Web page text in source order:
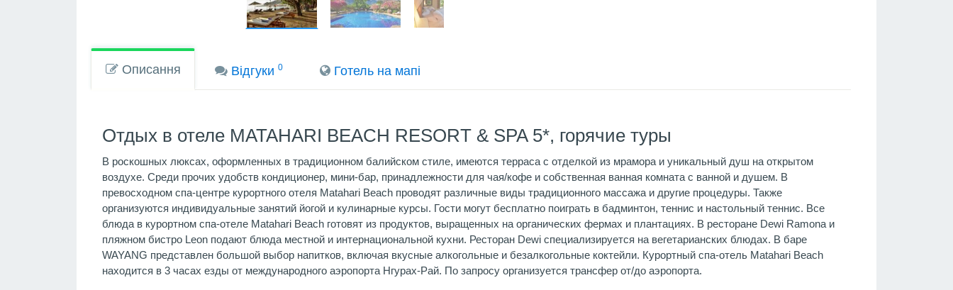
Описання Вiдгуки0 Готель на мапi
Отдых в отеле MATAHARI BEACH RESORT & SPA 5*, горячие туры
В роскошных люксах, оформленных в традиционном балийском стиле, имеются терраса с отделкой из мрамора и уникальный душ на открытом
воздухе. Среди прочих удобств кондиционер, мини-бар, принадлежности для чая/кофе и собственная ванная комната с ванной и душем. В
превосходном спа-центре курортного отеля Matahari Beach проводят различные виды традиционного массажа и другие процедуры. Также
организуются индивидуальные занятий йогой и кулинарные курсы. Гости могут бесплатно поиграть в бадминтон, теннис и настольный теннис. Все
блюда в курортном спа-отеле Matahari Beach готовят из продуктов, выращенных на органических фермах и плантациях. В ресторане Dewi Ramona и
пляжном бистро Leon подают блюда местной и интернациональной кухни. Ресторан Dewi специализируется на вегетарианских блюдах. В баре
WAYANG представлен большой выбор напитков, включая вкусные алкогольные и безалкогольные коктейли. Курортный спа-отель Matahari Beach
находится в 3 часах езды от международного аэропорта Нгурах-Рай. По запросу организуется трансфер от/до аэропорта.